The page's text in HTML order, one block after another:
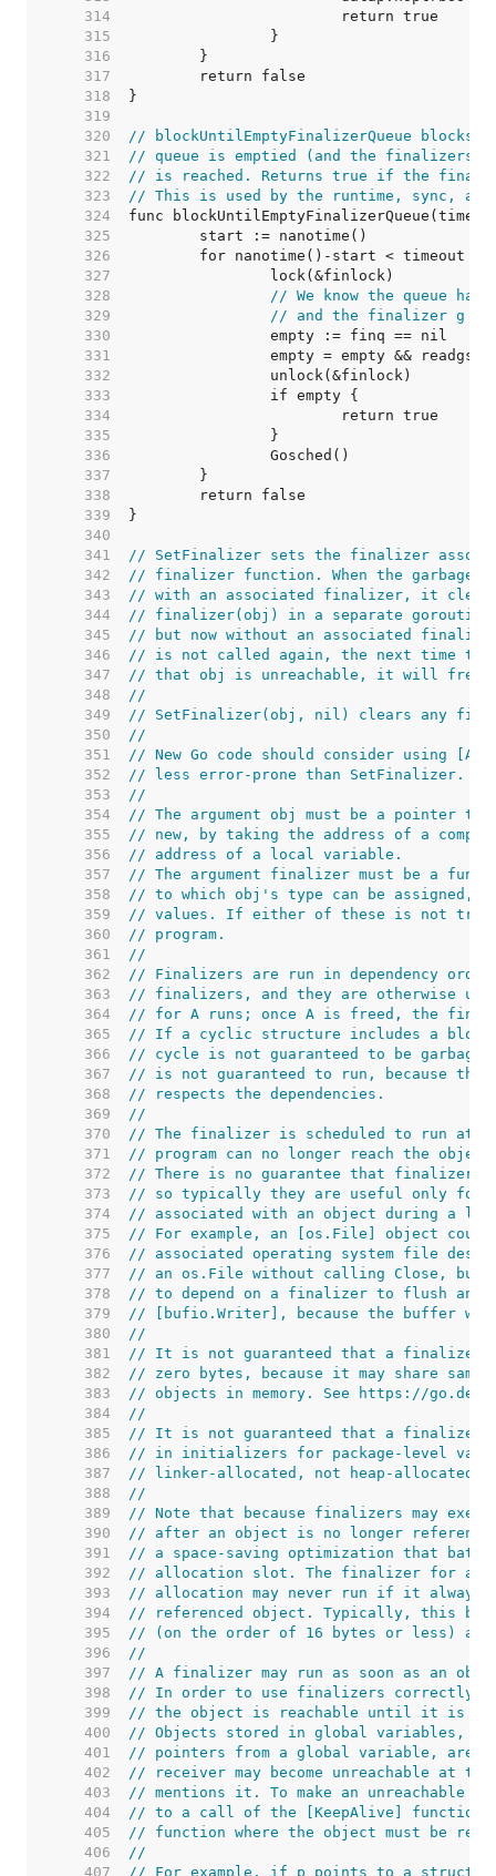
   314
   315
   316
   317
   318
   319
   320
// blockUntilEmptyFinalizerQueue
   321
// queue is emptied (and the finalizers
   322
// is reached. Returns true if the
   323
// This is used by the runtime, sync,
   324
   325
   326
   327
   328
// We know the queue
   329
// and the finalizer g
   330
   331
   332
   333
   334
   335
   336
   337
   338
   339
   340
   341
// SetFinalizer sets the finalizer
   342
// finalizer function. When the garbage
   343
// with an associated finalizer, it clears
   344
// finalizer(obj) in a separate goroutine.
   345
// but now without an associated
   346
// is not called again, the next time the
   347
// that obj is unreachable, it will free
   348
//
   349
// SetFinalizer(obj, nil) clears any
   350
//
   351
// New Go code should consider using
   352
// less error-prone than SetFinalizer.
   353
//
   354
// The argument obj must be a pointer
   355
// new, by taking the address of a
   356
// address of a local variable.
   357
// The argument finalizer must be a
   358
// to which obj's type can be assigned,
   359
// values. If either of these is not true,
   360
// program.
   361
//
   362
// Finalizers are run in dependency
   363
// finalizers, and they are otherwise
   364
// for A runs; once A is freed, the
   365
// If a cyclic structure includes a
   366
// cycle is not guaranteed to be
   367
// is not guaranteed to run, because
   368
// respects the dependencies.
   369
//
   370
// The finalizer is scheduled to run at
   371
// program can no longer reach the
   372
// There is no guarantee that finalizers
   373
// so typically they are useful only for
   374
// associated with an object during a
   375
// For example, an [os.File] object
   376
// associated operating system file
   377
// an os.File without calling Close, but
   378
// to depend on a finalizer to flush an
   379
// [bufio.Writer], because the buffer
   380
//
   381
// It is not guaranteed that a
   382
// zero bytes, because it may share
   383
// objects in memory. See https://go.dev/
   384
//
   385
// It is not guaranteed that a finalizer
   386
// in initializers for package-level
   387
// linker-allocated, not heap-allocated.
   388
//
   389
// Note that because finalizers may
   390
// after an object is no longer
   391
// a space-saving optimization that
   392
// allocation slot. The finalizer for an
   393
// allocation may never run if it always
   394
// referenced object. Typically, this
   395
// (on the order of 16 bytes or less)
   396
//
   397
// A finalizer may run as soon as an
   398
// In order to use finalizers correctly,
   399
// the object is reachable until it is no
   400
// Objects stored in global variables, or
   401
// pointers from a global variable, are
   402
// receiver may become unreachable at
   403
// mentions it. To make an unreachable
   404
// to a call of the [KeepAlive] function
   405
// function where the object must be
   406
//
   407
// For example, if p points to a struct,